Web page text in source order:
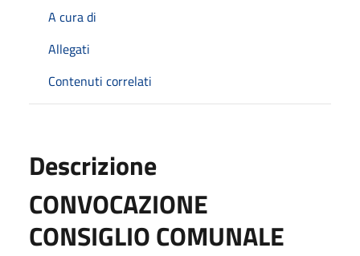
A cura di
Allegati
Contenuti correlati
Descrizione
CONVOCAZIONE
CONSIGLIO COMUNALE